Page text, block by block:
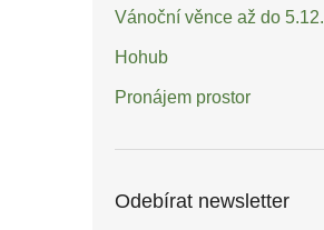
Vánoční věnce až do 5.12.
Hohub
Pronájem prostor
Odebírat newsletter